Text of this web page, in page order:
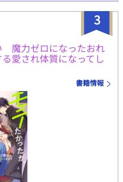
3
魔力ゼロになったおれ
愛され体質になってし
書籍情報